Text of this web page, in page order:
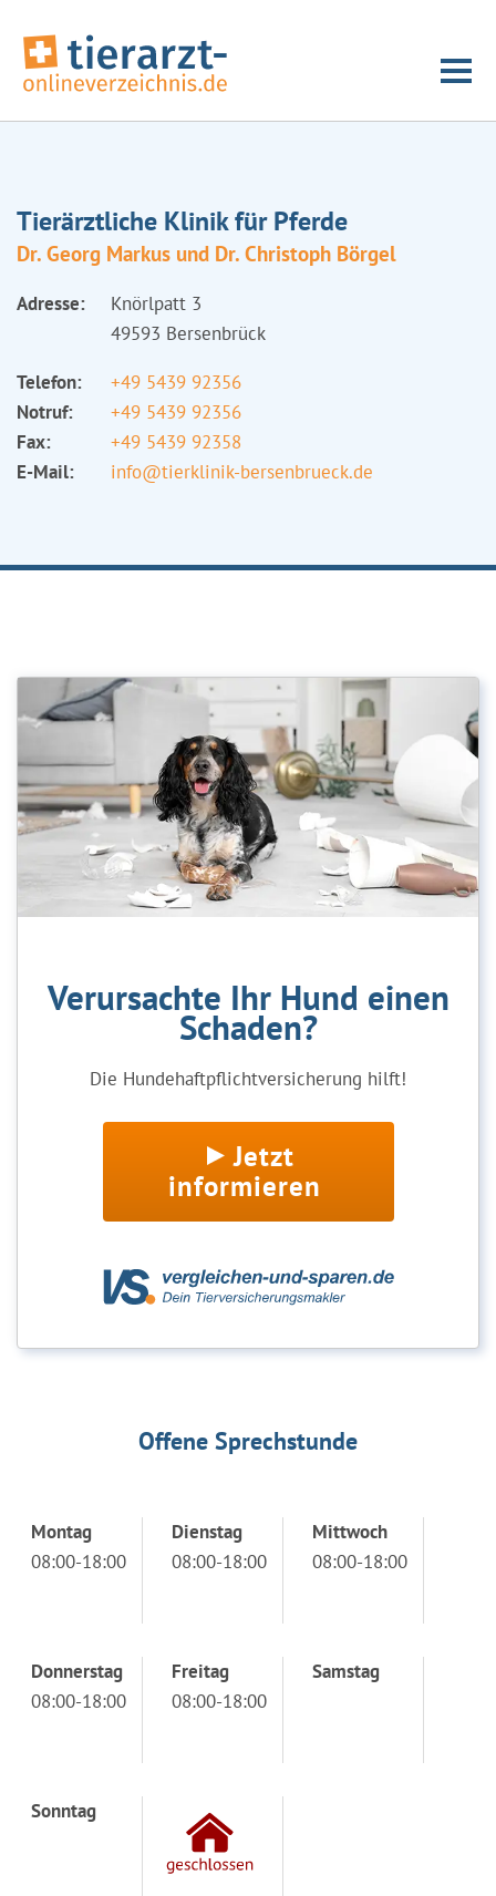
Tierärztliche Klinik für Pferde
Dr. Georg Markus und Dr. Christoph Börgel
Adresse:
Knörlpatt 3
49593 Bersenbrück
Telefon:
+49 5439 92356
Notruf:
+49 5439 92356
Fax:
+49 5439 92358
E-Mail:
info@tierklinik-bersenbrueck.de
Verursachte Ihr Hund einen
Schaden?
Die Hundehaftpflichtversicherung hilft!
Jetzt
informieren
Offene Sprechstunde
Montag
08:00-18:00
Dienstag
08:00-18:00
Mittwoch
08:00-18:00
Donnerstag
08:00-18:00
Freitag
08:00-18:00
Samstag
Sonntag